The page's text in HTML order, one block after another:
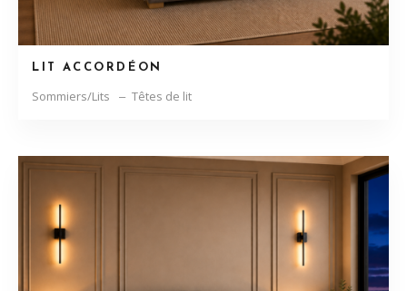
LIT ACCORDÉON
Sommiers/Lits Têtes de lit